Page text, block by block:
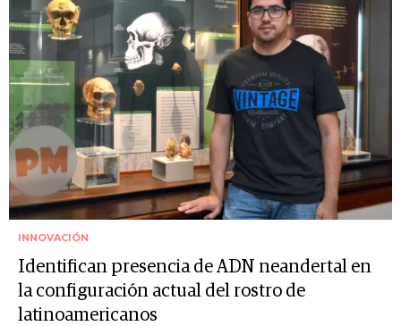
INNOVACIÓN
Identifican presencia de ADN neandertal en
la configuración actual del rostro de
latinoamericanos